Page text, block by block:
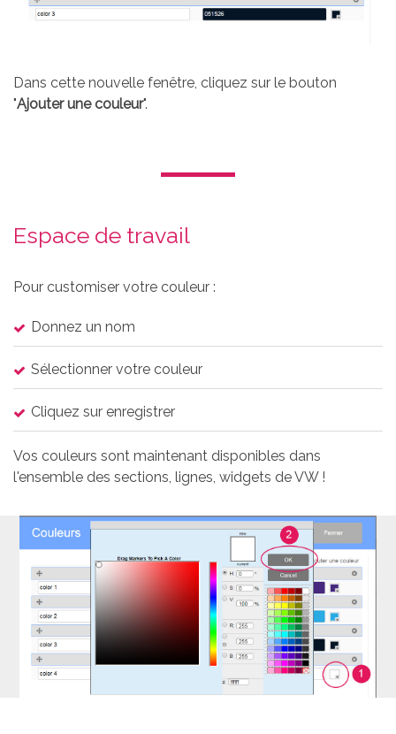
Dans cette nouvelle fenêtre, cliquez sur le bouton
"Ajouter une couleur".
Espace de travail
Pour customiser votre couleur :
Donnez un nom
Sélectionner votre couleur
Cliquez sur enregistrer
Vos couleurs sont maintenant disponibles dans
l'ensemble des sections, lignes, widgets de VW !